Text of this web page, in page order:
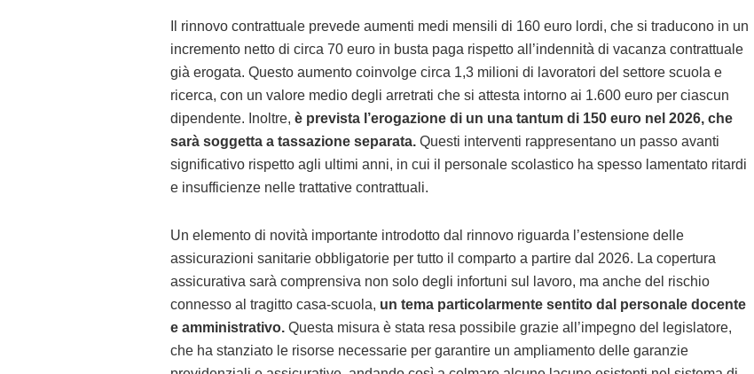
Il rinnovo contrattuale prevede aumenti medi mensili di 160 euro lordi, che si traducono in un
incremento netto di circa 70 euro in busta paga rispetto all’indennità di vacanza contrattuale
già erogata. Questo aumento coinvolge circa 1,3 milioni di lavoratori del settore scuola e
ricerca, con un valore medio degli arretrati che si attesta intorno ai 1.600 euro per ciascun
dipendente. Inoltre, è prevista l’erogazione di un una tantum di 150 euro nel 2026, che
sarà soggetta a tassazione separata. Questi interventi rappresentano un passo avanti
significativo rispetto agli ultimi anni, in cui il personale scolastico ha spesso lamentato ritardi
e insufficienze nelle trattative contrattuali.
Un elemento di novità importante introdotto dal rinnovo riguarda l’estensione delle
assicurazioni sanitarie obbligatorie per tutto il comparto a partire dal 2026. La copertura
assicurativa sarà comprensiva non solo degli infortuni sul lavoro, ma anche del rischio
connesso al tragitto casa-scuola, un tema particolarmente sentito dal personale docente
e amministrativo. Questa misura è stata resa possibile grazie all’impegno del legislatore,
che ha stanziato le risorse necessarie per garantire un ampliamento delle garanzie